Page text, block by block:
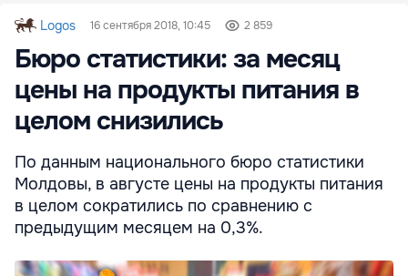
Logos 16 сентября 2018, 10:45 2 859
Бюро статистики: за месяц
цены на продукты питания в
целом снизились
По данным национального бюро статистики
Молдовы, в августе цены на продукты питания
в целом сократились по сравнению с
предыдущим месяцем на 0,3%.